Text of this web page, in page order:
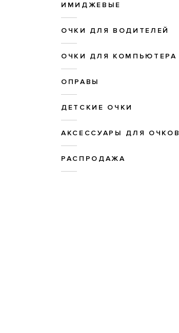
ИМИДЖЕВЫЕ
ОЧКИ ДЛЯ ВОДИТЕЛЕЙ
ОЧКИ ДЛЯ КОМПЬЮТЕРА
ОПРАВЫ
ДЕТСКИЕ ОЧКИ
АКСЕССУАРЫ ДЛЯ ОЧКОВ
РАСПРОДАЖА